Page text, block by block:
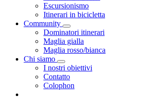
Escursionismo
Itinerari in bicicletta
Community
Dominatori itinerari
Maglia gialla
Maglia rosso/bianca
Chi siamo
I nostri obiettivi
Contatto
Colophon